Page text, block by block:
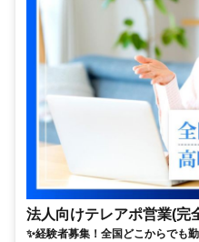
法人向けテレアポ営業(完
✨経験者募集！全国どこからでも